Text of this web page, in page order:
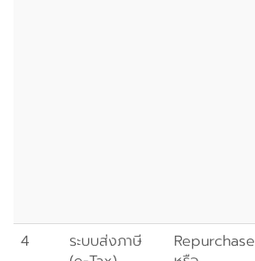
4
ระบบส่งภาษี
Repurchase